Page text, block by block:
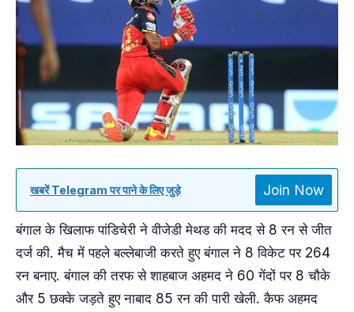
खबरें Telegram पर पाने के लिए जुड़े Join Now
बंगाल के खिलाफ पांडिचेरी ने वीजेडी मेथड की मदद से 8 रन से जीत
दर्ज की. मैच में पहले बल्लेबाजी करते हुए बंगाल ने 8 विकेट पर 264
रन बनाए. बंगाल की तरफ से शाहबाज अहमद ने 60 गेंदों पर 8 चौके
और 5 छक्के जड़ते हुए नाबाद 85 रन की पारी खेली. कैफ अहमद